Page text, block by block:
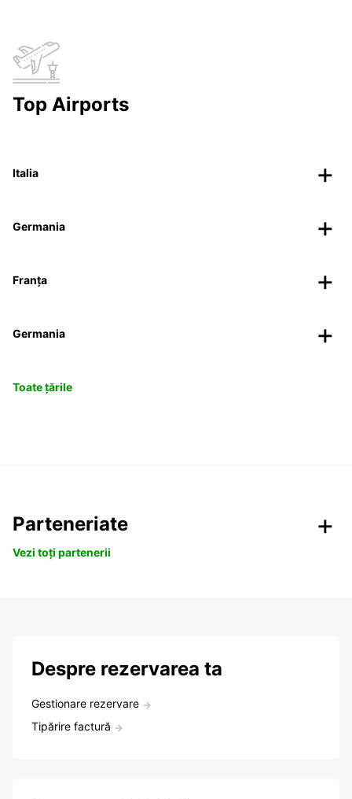
Top Airports
Italia
Germania
Franța
Germania
Toate țările
Parteneriate
Vezi toți partenerii
Despre rezervarea ta
Gestionare rezervare
Tipărire factură